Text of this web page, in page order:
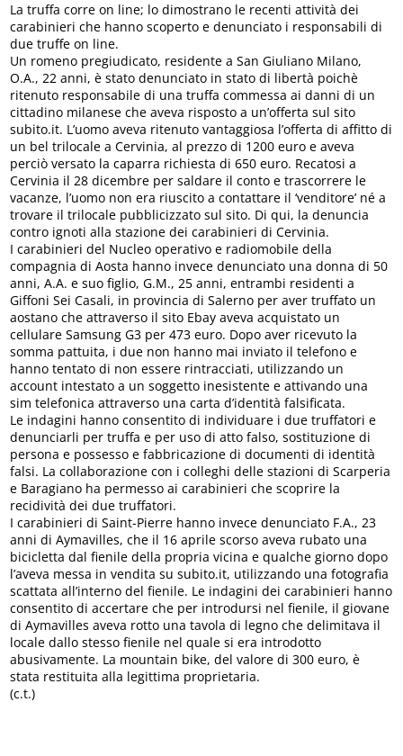
La truffa corre on line; lo dimostrano le recenti attività dei
carabinieri che hanno scoperto e denunciato i responsabili di
due truffe on line.
Un romeno pregiudicato, residente a San Giuliano Milano,
O.A., 22 anni, è stato denunciato in stato di libertà poichè
ritenuto responsabile di una truffa commessa ai danni di un
cittadino milanese che aveva risposto a un’offerta sul sito
subito.it. L’uomo aveva ritenuto vantaggiosa l’offerta di affitto di
un bel trilocale a Cervinia, al prezzo di 1200 euro e aveva
perciò versato la caparra richiesta di 650 euro. Recatosi a
Cervinia il 28 dicembre per saldare il conto e trascorrere le
vacanze, l’uomo non era riuscito a contattare il ‘venditore’ né a
trovare il trilocale pubblicizzato sul sito. Di qui, la denuncia
contro ignoti alla stazione dei carabinieri di Cervinia.
I carabinieri del Nucleo operativo e radiomobile della
compagnia di Aosta hanno invece denunciato una donna di 50
anni, A.A. e suo figlio, G.M., 25 anni, entrambi residenti a
Giffoni Sei Casali, in provincia di Salerno per aver truffato un
aostano che attraverso il sito Ebay aveva acquistato un
cellulare Samsung G3 per 473 euro. Dopo aver ricevuto la
somma pattuita, i due non hanno mai inviato il telefono e
hanno tentato di non essere rintracciati, utilizzando un
account intestato a un soggetto inesistente e attivando una
sim telefonica attraverso una carta d’identità falsificata.
Le indagini hanno consentito di individuare i due truffatori e
denunciarli per truffa e per uso di atto falso, sostituzione di
persona e possesso e fabbricazione di documenti di identità
falsi. La collaborazione con i colleghi delle stazioni di Scarperia
e Baragiano ha permesso ai carabinieri che scoprire la
recidività dei due truffatori.
I carabinieri di Saint-Pierre hanno invece denunciato F.A., 23
anni di Aymavilles, che il 16 aprile scorso aveva rubato una
bicicletta dal fienile della propria vicina e qualche giorno dopo
l’aveva messa in vendita su subito.it, utilizzando una fotografia
scattata all’interno del fienile. Le indagini dei carabinieri hanno
consentito di accertare che per introdursi nel fienile, il giovane
di Aymavilles aveva rotto una tavola di legno che delimitava il
locale dallo stesso fienile nel quale si era introdotto
abusivamente. La mountain bike, del valore di 300 euro, è
stata restituita alla legittima proprietaria.
(c.t.)